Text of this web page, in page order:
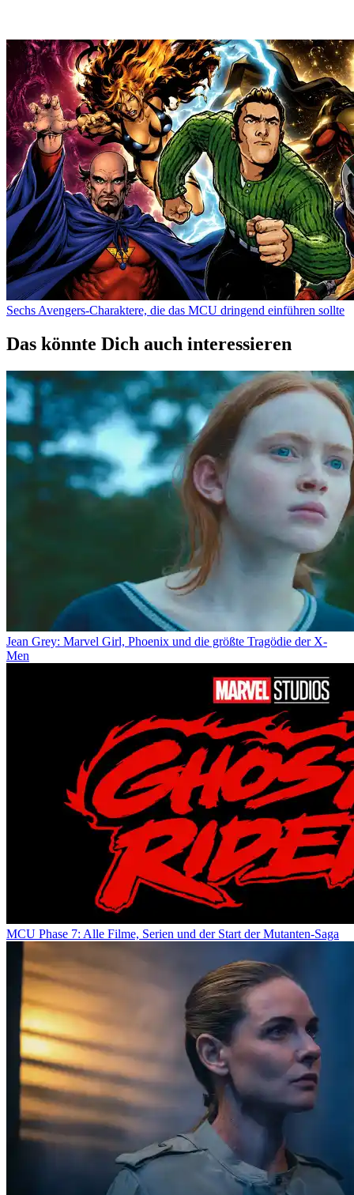
Sechs Avengers-Charaktere, die das MCU dringend einführen sollte
Das könnte Dich auch interessieren
Jean Grey: Marvel Girl, Phoenix und die größte Tragödie der X-
Men
MCU Phase 7: Alle Filme, Serien und der Start der Mutanten-Saga